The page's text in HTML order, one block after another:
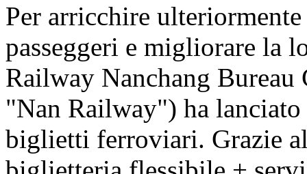
Per arricchire
passeggeri e migliorare la
Railway Nanchang
"Nan Railway") ha
biglietti ferroviari. Grazie